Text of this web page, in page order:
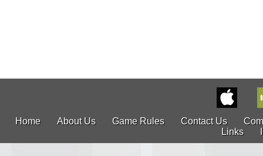
Home About Us Game Rules Contact Us
Links